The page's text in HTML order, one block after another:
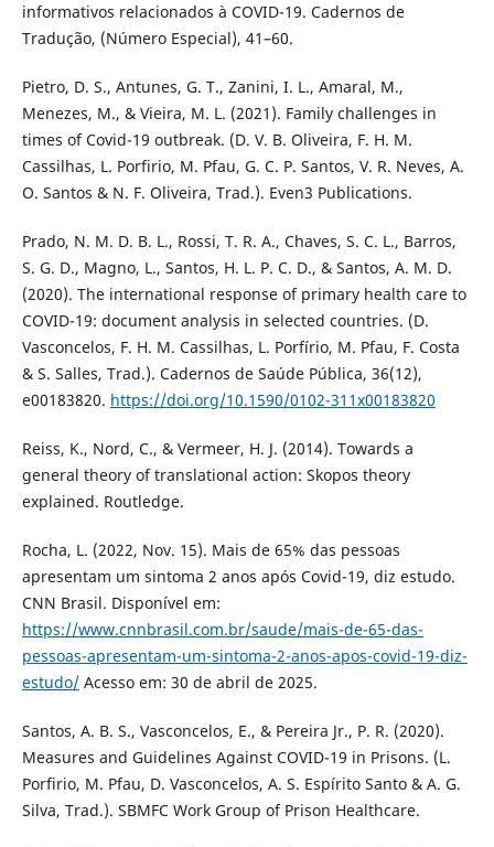
informativos relacionados à COVID-19. Cadernos de
Tradução, (Número Especial), 41–60.
Pietro, D. S., Antunes, G. T., Zanini, I. L., Amaral, M.,
Menezes, M., & Vieira, M. L. (2021). Family challenges in
times of Covid-19 outbreak. (D. V. B. Oliveira, F. H. M.
Cassilhas, L. Porfirio, M. Pfau, G. C. P. Santos, V. R. Neves, A.
O. Santos & N. F. Oliveira, Trad.). Even3 Publications.
Prado, N. M. D. B. L., Rossi, T. R. A., Chaves, S. C. L., Barros,
S. G. D., Magno, L., Santos, H. L. P. C. D., & Santos, A. M. D.
(2020). The international response of primary health care to
COVID-19: document analysis in selected countries. (D.
Vasconcelos, F. H. M. Cassilhas, L. Porfírio, M. Pfau, F. Costa
& S. Salles, Trad.). Cadernos de Saúde Pública, 36(12),
e00183820. https://doi.org/10.1590/0102-311x00183820
Reiss, K., Nord, C., & Vermeer, H. J. (2014). Towards a
general theory of translational action: Skopos theory
explained. Routledge.
Rocha, L. (2022, Nov. 15). Mais de 65% das pessoas
apresentam um sintoma 2 anos após Covid-19, diz estudo.
CNN Brasil. Disponível em:
https://www.cnnbrasil.com.br/saude/mais-de-65-das-
pessoas-apresentam-um-sintoma-2-anos-apos-covid-19-diz-
estudo/Acesso em: 30 de abril de 2025.
Santos, A. B. S., Vasconcelos, E., & Pereira Jr., P. R. (2020).
Measures and Guidelines Against COVID-19 in Prisons. (L.
Porfirio, M. Pfau, D. Vasconcelos, A. S. Espírito Santo & A. G.
Silva, Trad.). SBMFC Work Group of Prison Healthcare.